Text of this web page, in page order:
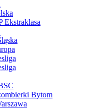
Ekstraklasa
Bytom